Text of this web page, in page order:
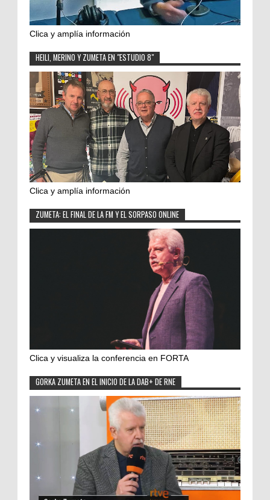
Clica y amplía información
HEILI, MERINO Y ZUMETA EN "ESTUDIO 8"
Clica y amplía información
ZUMETA: EL FINAL DE LA FM Y EL SORPASO ONLINE
Clica y visualiza la conferencia en FORTA
GORKA ZUMETA EN EL INICIO DE LA DAB+ DE RNE